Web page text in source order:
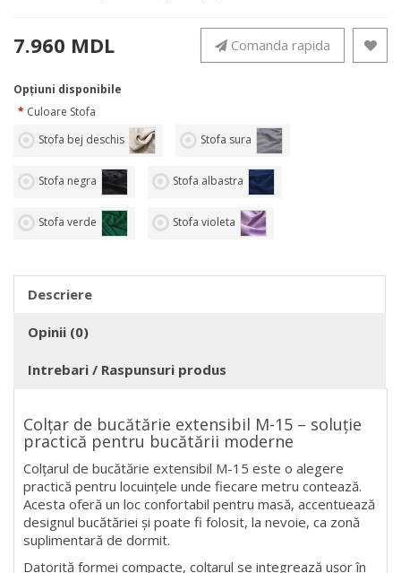
7.960 MDL Comanda rapida
Opţiuni disponibile
Culoare Stofa
Stofa bej deschis
Stofa sura
Stofa negra Stofa albastra
Stofa verde Stofa violeta
Descriere
Opinii (0)
Intrebari / Raspunsuri produs
Colțar de bucătărie extensibil M-15 – soluție
practică pentru bucătării moderne
Colțarul de bucătărie extensibil M-15 este o alegere
practică pentru locuințele unde fiecare metru contează.
Acesta oferă un loc confortabil pentru masă, accentuează
designul bucătăriei și poate fi folosit, la nevoie, ca zonă
suplimentară de dormit.
Datorită formei compacte, colțarul se integrează ușor în